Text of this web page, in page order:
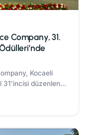
Company, 31.
Kocaeli
31’incisi düzenlenen
"Çevre